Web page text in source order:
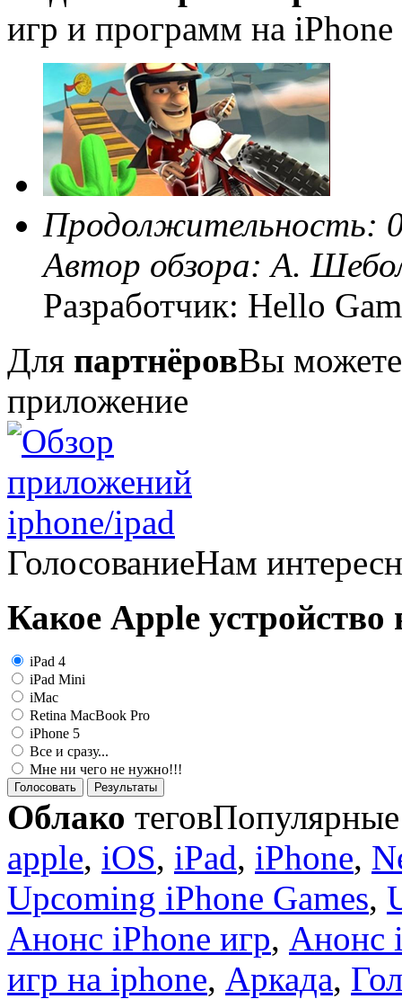
игр и программ на
Продолжительность:
Автор обзора:А.
Разработчик: Hello
Для партнёровВы можете
приложение
ГолосованиеНам
Какое Apple устройство
iPad 4
iPad Mini
iMac
Retina MacBook Pro
iPhone 5
Все и сразу...
Мне ни чего не нужно!!!
Голосовать Результаты
Облако теговПопулярные
apple, iOS, iPad, iPhone,
Upcoming iPhone Games,
Анонс iPhone игр, Анонс
игр на iphone, Аркада,